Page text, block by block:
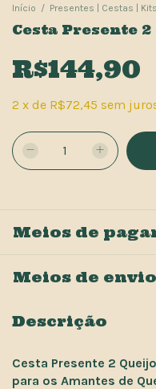
Início / Presentes | Cestas | Kits
Cesta Presente
R$144,90
2 x de R$72,45 sem
Meios de
Meios de envio
Descrição
Cesta Presente 2
para os Amantes de